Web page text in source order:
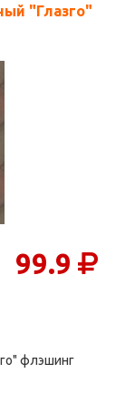
"Глазго"
99.9
флэшинг